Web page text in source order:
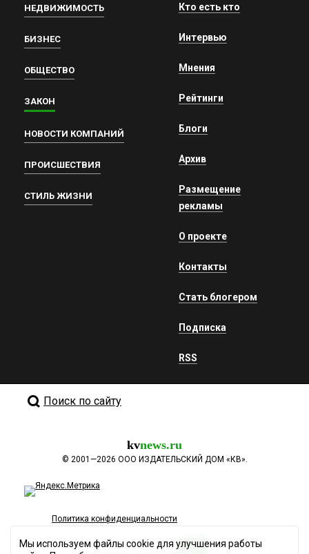
НЕДВИЖИМОСТЬ
БИЗНЕС
ОБЩЕСТВО
ЗАКОН
НОВОСТИ КОМПАНИЙ
ПРОИСШЕСТВИЯ
СТИЛЬ ЖИЗНИ
Кто есть кто
Интервью
Мнения
Рейтинги
Блоги
Архив
Размещение
рекламы
О проекте
Контакты
Стать блогером
Подписка
RSS
Поиск по сайту
kvnews.ru
© 2001—2026 ООО ИЗДАТЕЛЬСКИЙ ДОМ «КВ».
Политика конфиденциальности
Мы используем файлы cookie для улучшения работы